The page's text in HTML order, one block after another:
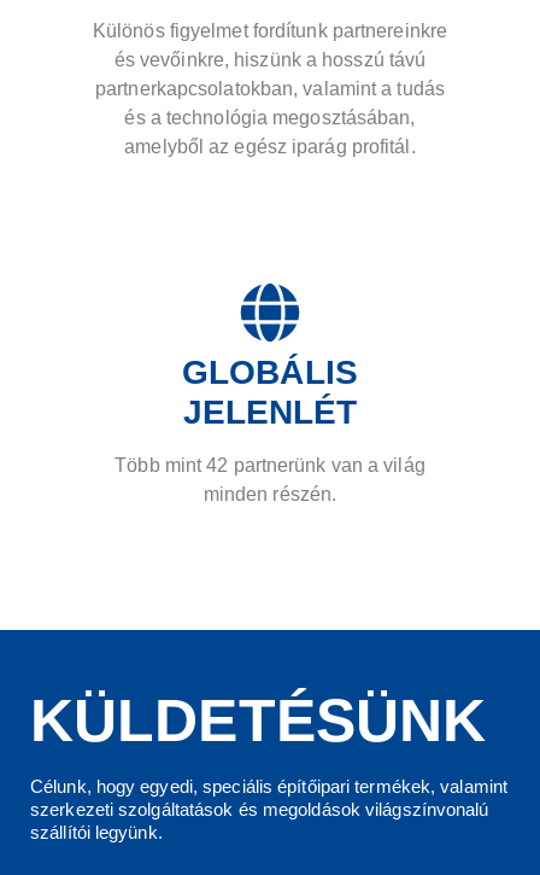
Különös figyelmet fordítunk partnereinkre
és vevőinkre, hiszünk a hosszú távú
partnerkapcsolatokban, valamint a tudás
és a technológia megosztásában,
amelyből az egész iparág profitál.
GLOBÁLIS
JELENLÉT
Több mint 42 partnerünk van a világ
minden részén.
KÜLDETÉSÜNK
Célunk, hogy egyedi, speciális építőipari termékek, valamint
szerkezeti szolgáltatások és megoldások világszínvonalú
szállítói legyünk.